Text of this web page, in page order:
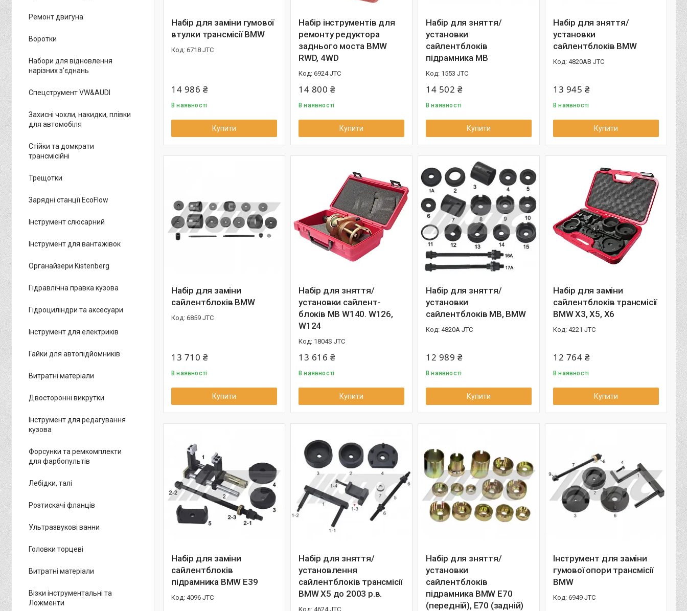
Набір для заміни гумової
втулки трансмісії BMW
6718 JTC
14 986 ₴
В наявності
Купити
Набір інструментів для
ремонту редуктора
заднього моста BMW
RWD, 4WD
6924 JTC
14 800 ₴
В наявності
Купити
Набір для зняття/
установки
сайлентблоків
підрамника MB
1553 JTC
14 502 ₴
В наявності
Купити
Набір для зняття/
установки
сайлентблоків BMW
4820AB JTC
13 945 ₴
В наявності
Купити
Набір для заміни
сайлентблоків BMW
6859 JTC
13 710 ₴
В наявності
Купити
Набір для зняття/
установки сайлент-
блоків МВ W140. W126,
W124
1804S JTC
13 616 ₴
В наявності
Купити
Набір для зняття/
установки
сайлентблоків МВ, BMW
4820A JTC
12 989 ₴
В наявності
Купити
Набір для заміни
сайлентблоків трансмісії
BMW X3, X5, X6
4221 JTC
12 764 ₴
В наявності
Купити
Набір для заміни
сайлентблоків
підрамника BMW E39
4096 JTC
Набір для зняття/
установлення
сайлентблоків трансмісії
BMW X5 до 2003 р.в.
4624 JTC
Набір для зняття/
установки
сайлентблоків
підрамника BMW E70
(передній), E70 (задній)
Інструмент для заміни
гумової опори трансмісії
BMW
6949 JTC
Ремонт двигуна
Воротки
Набори для відновлення
нарізних з'єднань
Спецструмент VW&AUDI
Захисні чохли, накидки, плівки
для автомобіля
Стійки та домкрати
трансмісійні
Трещотки
Зарядні станції EcoFlow
Інструмент слюсарний
Інструмент для вантажівок
Органайзери Kistenberg
Гідравлічна правка кузова
Гідроциліндри та аксесуари
Інструмент для електриків
Гайки для автопідйомників
Витратні матеріали
Двосторонні викрутки
Інструмент для редагування
кузова
Форсунки та ремкомплекти
для фарбопультів
Лебідки, талі
Розтискачі фланців
Ультразвукові ванни
Головки торцеві
Витратні матеріали
Візки інструментальні та
Ложменти